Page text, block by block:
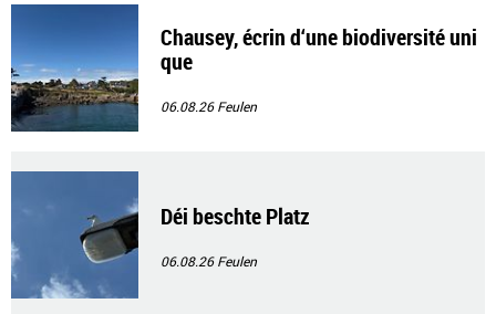
Chausey, écrin d‘une biodiversité uni
que
06.08.26Feulen
Déi beschte Platz
06.08.26Feulen